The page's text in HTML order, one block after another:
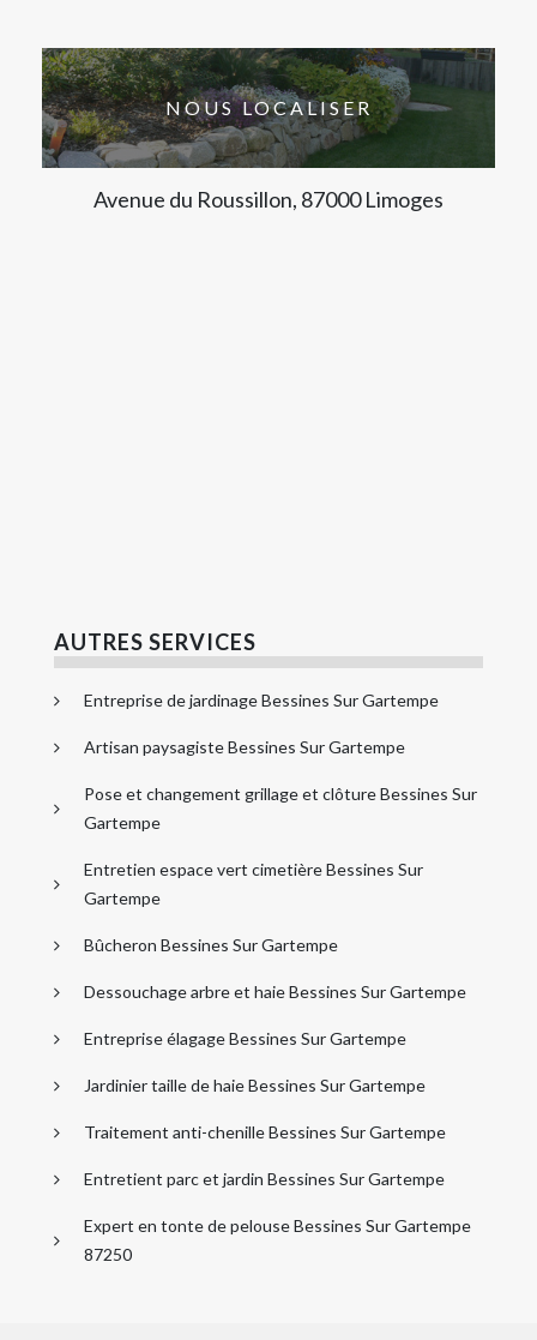
NOUS LOCALISER
Avenue du Roussillon, 87000 Limoges
AUTRES SERVICES
Entreprise de jardinage Bessines Sur Gartempe
Artisan paysagiste Bessines Sur Gartempe
Pose et changement grillage et clôture Bessines Sur
Gartempe
Entretien espace vert cimetière Bessines Sur
Gartempe
Bûcheron Bessines Sur Gartempe
Dessouchage arbre et haie Bessines Sur Gartempe
Entreprise élagage Bessines Sur Gartempe
Jardinier taille de haie Bessines Sur Gartempe
Traitement anti-chenille Bessines Sur Gartempe
Entretient parc et jardin Bessines Sur Gartempe
Expert en tonte de pelouse Bessines Sur Gartempe
87250